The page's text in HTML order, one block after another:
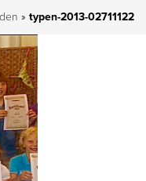
» typen-2013-02711122